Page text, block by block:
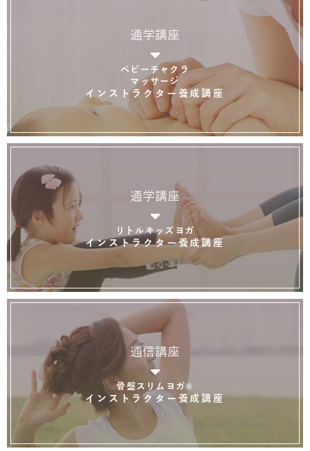
通学講座
ベビーチャクラ
マッサージ
インストラクター養成講座
通学講座
リトルキッズヨガ
インストラクター養成講座
通信講座
骨盤スリムヨガ®
インストラクター養成講座